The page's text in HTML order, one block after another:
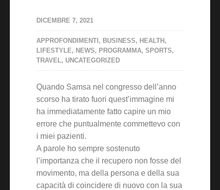
DICEMBRE 7, 2021
APPROFONDIMENTI, BUSINESS, HEALTH,
LIFESTYLE, NEWS, PROGRAMMA, SPORTS,
TRAVEL, UNCATEGORIZED
Quando Samsa nel congresso dell’anno
scorso ha tirato fuori quest’immagine mi
ha immediatamente fatto capire un mio
errore che puntualmente commettevo con
i miei pazienti.
A parole ho sempre sostenuto
l’importanza che il recupero non fosse del
movimento, ma della persona e della sua
capacità di coincidere di nuovo con la sua